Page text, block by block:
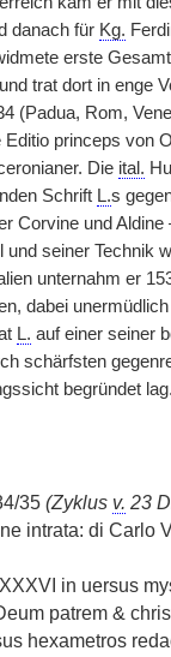
danach für Kg.
erste
trat dort in enge
(Padua, Rom,
Editio princeps von
Die ital.
Schrift L.s
Corvine und
und seiner Technik
unternahm er
dabei
L. auf einer seiner
schärfsten
begründet lag.
35 (Zyklus v. 23
intrata: di Carlo
in uersus
patrem &
hexametros